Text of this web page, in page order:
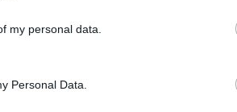
my personal data.
Personal Data.
அவை ஊட்டச்சத்துக்கள்
இருந்து வருகின்றன.
போலவே, பருப்பு வகைகள்
ஆரோக்கிய
அவற்றைப் பயன்படுத்தலாம்.